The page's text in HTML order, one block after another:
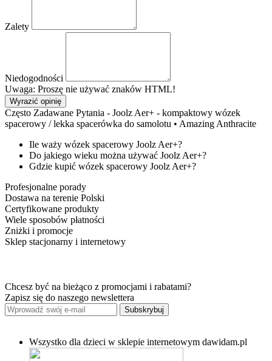
Zalety
Niedogodności
Uwaga: Proszę nie używać znaków HTML!
Wyrazić opinię
Często Zadawane Pytania - Joolz Aer+ - kompaktowy wózek
spacerowy / lekka spacerówka do samolotu • Amazing Anthracite
Ile waży wózek spacerowy Joolz Aer+?
Do jakiego wieku można używać Joolz Aer+?
Gdzie kupić wózek spacerowy Joolz Aer+?
Profesjonalne porady
Dostawa na terenie Polski
Certyfikowane produkty
Wiele sposobów płatności
Zniżki i promocje
Sklep stacjonarny i internetowy
Chcesz być na bieżąco z promocjami i rabatami?
Zapisz się do naszego newslettera
Subskrybuj
Wszystko dla dzieci w sklepie internetowym dawidam.pl